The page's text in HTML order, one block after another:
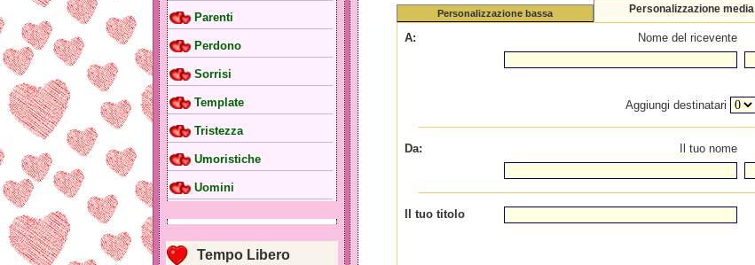
Parenti
Perdono
Sorrisi
Template
Tristezza
Umoristiche
Uomini
Tempo Libero
Personalizzazione bassa Personalizzazione media
A: Nome del ricevente
Aggiungi destinatari
Da: Il tuo nome
Il tuo titolo